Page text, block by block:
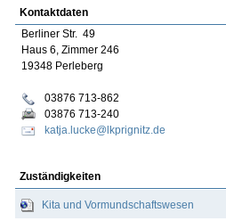
Kontaktdaten
Berliner Str. 49
Haus 6, Zimmer 246
19348 Perleberg
03876 713-862
03876 713-240
katja.lucke@lkprignitz.de
Zuständigkeiten
Kita und Vormundschaftswesen